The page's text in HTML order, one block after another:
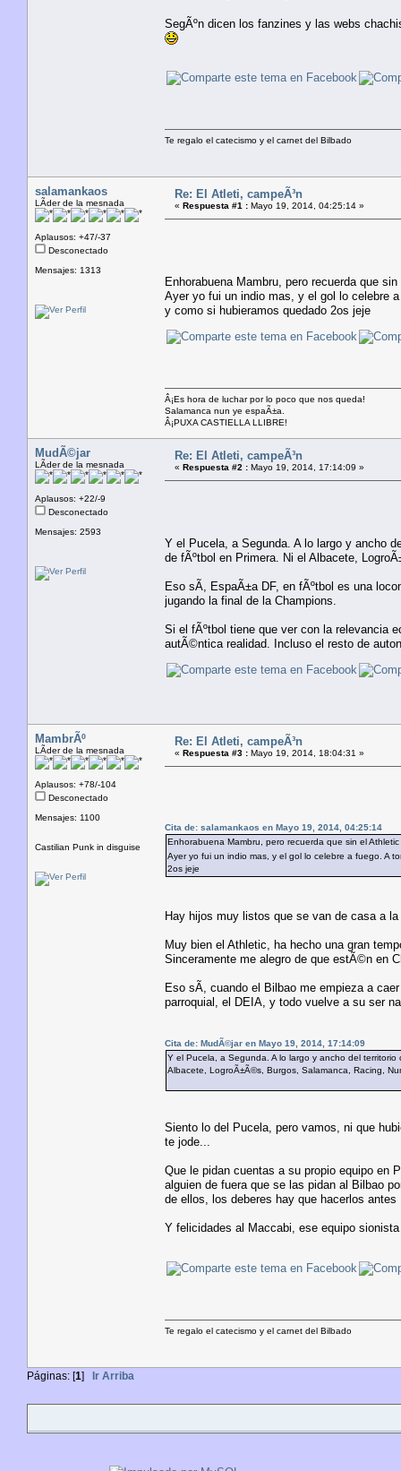
SegÃºn dicen los fanzines y las webs
Te regalo el catecismo y el carnet del Bilbado
salamankaos
LÃ­der de la mesnada
Aplausos: +47/-37
Desconectado
Mensajes: 1313
Re: El Atleti, campeÃ³n
« Respuesta #1 : Mayo 19, 2014, 04:25:14 »
Enhorabuena Mambru, pero recuerda que
Ayer yo fui un indio mas, y el gol lo celebre
y como si hubieramos quedado 2os jeje
Â¡Es hora de luchar por lo poco que nos queda!
Salamanca nun ye espaÃ±a.
Â¡PUXA CASTIELLA LLIBRE!
MudÃ©jar
LÃ­der de la mesnada
Aplausos: +22/-9
Desconectado
Mensajes: 2593
Re: El Atleti, campeÃ³n
« Respuesta #2 : Mayo 19, 2014, 17:14:09 »
Y el Pucela, a Segunda. A lo largo y ancho
de fÃºtbol en Primera. Ni el Albacete,
Eso sÃ­, EspaÃ±a DF, en fÃºtbol es una
jugando la final de la Champions.
Si el fÃºtbol tiene que ver con la relevancia
autÃ©ntica realidad. Incluso el resto de
MambrÃº
LÃ­der de la mesnada
Aplausos: +78/-104
Desconectado
Mensajes: 1100
Castilian Punk in disguise
Re: El Atleti, campeÃ³n
« Respuesta #3 : Mayo 19, 2014, 18:04:31 »
Cita de: salamankaos en Mayo 19, 2014, 04:25:14
Enhorabuena Mambru, pero recuerda que sin el
Ayer yo fui un indio mas, y el gol lo celebre a fuego. A
2os jeje
Hay hijos muy listos que se van de casa a
Muy bien el Athletic, ha hecho una gran
Sinceramente me alegro de que estÃ©n en
Eso sÃ­, cuando el Bilbao me empieza a
parroquial, el DEIA, y todo vuelve a su ser
Cita de: MudÃ©jar en Mayo 19, 2014, 17:14:09
Y el Pucela, a Segunda. A lo largo y ancho del
Albacete, LogroÃ±Ã©s, Burgos, Salamanca, Racing,
Siento lo del Pucela, pero vamos, ni que
te jode...
Que le pidan cuentas a su propio equipo en
alguien de fuera que se las pidan al Bilbao
de ellos, los deberes hay que hacerlos antes
Y felicidades al Maccabi, ese equipo
Te regalo el catecismo y el carnet del Bilbado
Páginas: [1] Ir Arriba